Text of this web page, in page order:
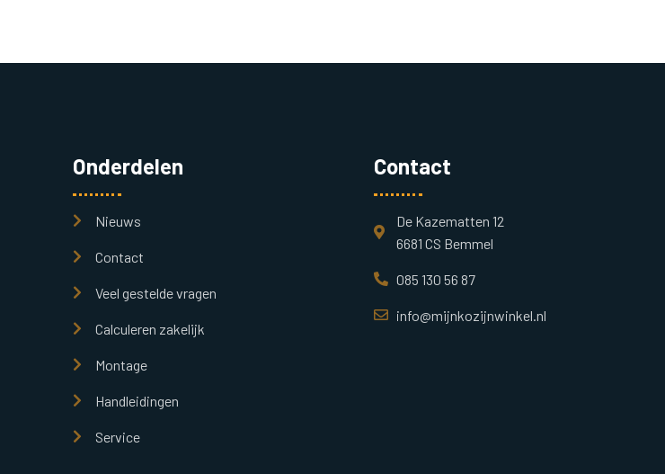
Onderdelen
Nieuws
Contact
Veel gestelde vragen
Calculeren zakelijk
Montage
Handleidingen
Service
Contact
De Kazematten 12
6681 CS Bemmel
085 130 56 87
info@mijnkozijnwinkel.nl